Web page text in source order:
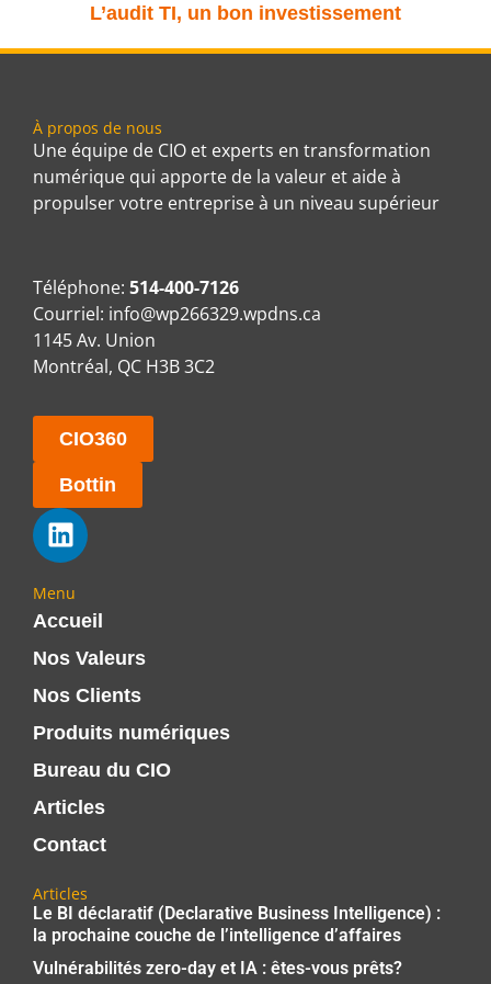
L’audit TI, un bon investissement
À propos de nous
Une équipe de CIO et experts en transformation
numérique qui apporte de la valeur et aide à
propulser votre entreprise à un niveau supérieur
Téléphone: 514-400-7126
Courriel: info@wp266329.wpdns.ca
1145 Av. Union
Montréal, QC H3B 3C2
CIO360
Bottin
Menu
Accueil
Nos Valeurs
Nos Clients
Produits numériques
Bureau du CIO
Articles
Contact
Articles
Le BI déclaratif (Declarative Business Intelligence) :
la prochaine couche de l’intelligence d’affaires
Vulnérabilités zero-day et IA : êtes-vous prêts?